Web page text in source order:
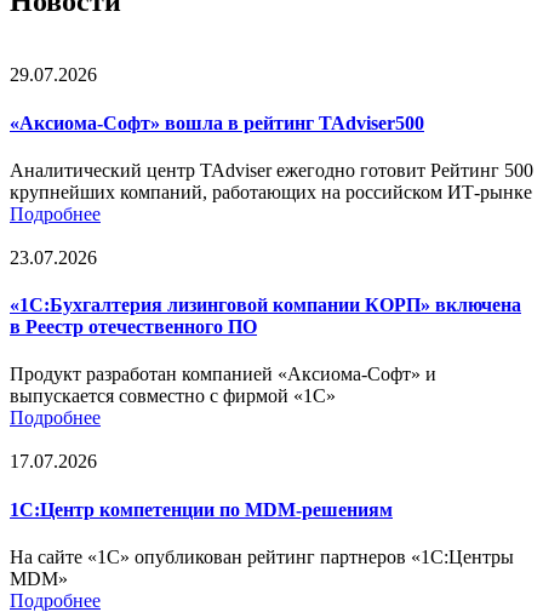
29.07.2026
«Аксиома-Софт» вошла в рейтинг TAdviser500
Аналитический центр TAdviser ежегодно готовит Рейтинг 500
крупнейших компаний, работающих на российском ИТ-рынке
Подробнее
23.07.2026
«1С:Бухгалтерия лизинговой компании КОРП» включена
в Реестр отечественного ПО
Продукт разработан компанией «Аксиома-Софт» и
выпускается совместно с фирмой «1С»
Подробнее
17.07.2026
1С:Центр компетенции по MDM-решениям
На сайте «1С» опубликован рейтинг партнеров «1С:Центры
MDM»
Подробнее